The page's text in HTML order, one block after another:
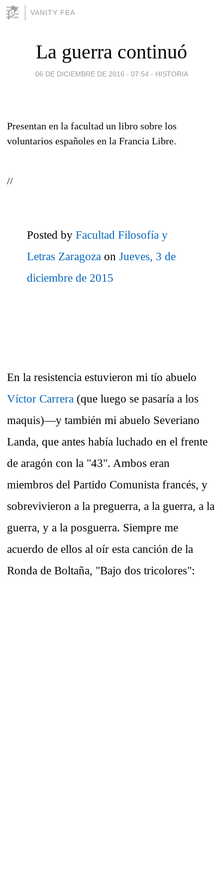
VANITY FEA
La guerra continuó
06 DE DICIEMBRE DE 2016 - 07:54 - HISTORIA
Presentan en la facultad un libro sobre los
voluntarios españoles en la Francia Libre.
//
Posted by Facultad Filosofía y
Letras Zaragoza on Jueves, 3 de
diciembre de 2015
En la resistencia estuvieron mi tío abuelo
Víctor Carrera (que luego se pasaría a los
maquis)—y también mi abuelo Severiano
Landa, que antes había luchado en el frente
de aragón con la "43". Ambos eran
miembros del Partido Comunista francés, y
sobrevivieron a la preguerra, a la guerra, a la
guerra, y a la posguerra. Siempre me
acuerdo de ellos al oír esta canción de la
Ronda de Boltaña, "Bajo dos tricolores":